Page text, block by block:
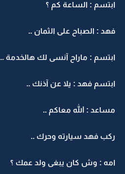
ابتسم : الساعة كم ؟
فهد : الصباح على الثمان ..
ابتسم : ماراح آنسى لك هالخدمة ..
ابتسم فهد : يلا عن آذنك ..
مساعد : الله معاكم ..
ركب فهد سيارته وحرك ..
امه : وش كان يبغى ولد عمك ؟